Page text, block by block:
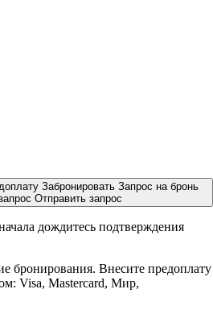
Забронировать Запрос на бронь
Отправить запрос
дождитесь подтверждения
бронирования. Внесите предоплату
Visa, Mastercard, Мир,